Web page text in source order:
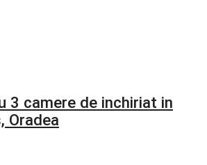
3 camere de inchiriat in
Oradea